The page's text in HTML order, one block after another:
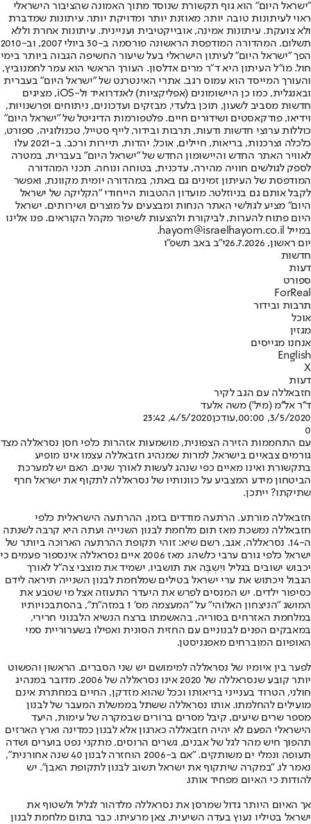
"ישראל היום" הוא גוף תקשורת שנוסד מתוך האמונה שהציבור הישראלי
ראוי לעיתונות טובה יותר, מאוזנת יותר ומדויקת יותר. עיתונות שמדברת
ולא צועקת. עיתונות אמינה, אובייקטיבית ועניינית. עיתונות אחרת וללא
תשלום. המהדורה המודפסת הראשונה פורסמה ב-30 ביולי 2007, וב-2010
הפך "ישראל היום" לעיתון הישראלי בעל שיעור החשיפה הגבוה ביותר בימי
חול. מו"ל העיתון היא ד"ר מרים אדלסון. העורך הראשי הוא עמר לחמנוביץ,
והעורך המייסד הוא עמוס רגב. אתרי האינטרנט של "ישראל היום" בעברית
ובאנגלית, כמו כן היישומונים (אפליקציות) לאנדרואיד ול-iOS, מציגים
חדשות מסביב לשעון, תוכן בלעדי, מבזקים ועדכונים, ניתוחים ופרשנויות,
וידיאו, פודקאסטים ושידורים חיים. פלטפורמות הדיגיטל של "ישראל היום"
כוללות ערוצי חדשות ודעות, תרבות ובידור, לייף סטייל, טכנולוגיה, ספורט,
כלכלה וצרכנות, בריאות, חיילים, אוכל, יהדות, תיירות ורכב. ב-2021 עלו
לאוויר האתר החדש והיישומון החדש של "ישראל היום" בעברית, במטרה
לספק לגולשים חוויה מהירה, עדכנית, בטוחה ונוחה. תכני המהדורה
המודפסת של העיתון זמינים גם באתר, במהדורה יומית מקוונת, ואפשר
לקבל אותם גם בניוזלטר. מועדון ההטבות הייחודי "הקליקה של ישראל
היום" מציע לגולשי האתר הנחות ומבצעים על מוצרים ושירותים. ישראל
היום פתוח להערות, לביקורת ולהצעות לשיפור מקהל הקוראים. פנו אלינו
במייל hayom@israelhayom.co.il.
יום ראשון, 26.7.2026
י"ב באב תשפ"ו
חדשות
דעות
ספורט
ForReal
תרבות ובידור
אוכל
מגזין
אנחנו מגייסים
English
X
דעות
חזבאללה עם הגב לקיר
ד''ר אל''מ (מיל') משה אלעד
3/5/2020, 00:00
,עודכן4/5/2020, 23:42
0
עם התחממות הזירה הצפונית, מושמעות אזהרות כלפי חסן נסראללה מצד
גורמים צבאיים בישראל, למרות שמנהיג חזבאללה עצמו אינו מופיע
בתקשורת ואינו מאיים כפי שנהג לעשות לאורך שנים. האם יש למערכת
הביטחון מידע המצביע על כוונותיו של נסראללה לתקוף את ישראל חרף
שתיקתו? ייתכן.
חזבאללה מורתע. הרתעה מודדים בזמן, ההרתעה הישראלית כלפי
חזבאללה נמשכת מאז תום מלחמת לבנון השנייה ועתה היא קרבה לשנתה
ה-14. נסראללה, אגב, רשם שיא: זוהי תקופת ההרתעה הארוכה ביותר של
ישראל כלפי גורם ערבי כלשהו. מאז 2006 איים נסראללה אינספור פעמים כי
יכבוש ישובים בגליל ויִשְבֶּה את תושביו, ישמיד את מוצבי צה"ל לאורך
הגבול ויכתוש את ערי ישראל בטילים שמלחמת לבנון השנייה תיראה לידם
כסיפור ילדים. יש המנסים לפרש את היעדר התעוזה אצל מי שטבע את
המושג "הניצחון האלוהי" על "המעצמה מס' 1 במזה"ת", בהסתבכויותיו
במלחמת האזרחים בסוריה, בהאשמתו ברצח הנשיא הלבנוני חרירי,
במאבקים הפנים לבנוניים עם החזית הסונית ואפילו בשערוריית סמי
האופיום המוברחים מאפגניסטן.
לפער בין איומיו של נסראללה למימושם יש שני הסברים. הראשון והפשוט
יותר קובע שנסראללה של 2020 אינו נסראללה של 2006. מדובר במנהיג
חולני, הטרוד בענייני בריאותו וככל שהוא מזדקן, החיים במחתרת אינם
מועילים להחלמתו. אותו נסראללה ששתל בממשלת המעבר של לבנון
מספר שרים שיעים, קיבל מסרים ברורים שבמקרה של עימות, היעד
הישראלי הפעם לא יהיה חזבאללה כארגון אלא לבנון כמדינה וארץ הארזים
תהפוך חיש מהר לגל של אבנים, גשרים הרוסים, מתקני נפט בוערים ושדה
תעופה ונמלי ים משותקים. "אם ב-2006 הוחזרה לבנון 40 שנה אחורנית",
נאמר לו, "במקרה שיתקוף את ישראל תשוב לבנון לתקופת האבן". יש
להודות כי האיום מפחיד אותו.
אך האיום היותר גדול שמרסן את נסראללה מלדהור לגליל ולשטוף את
ישראל בטיליו נעוץ בעדה השיעית, צאן מרעיתו. כבר בתום מלחמת לבנון